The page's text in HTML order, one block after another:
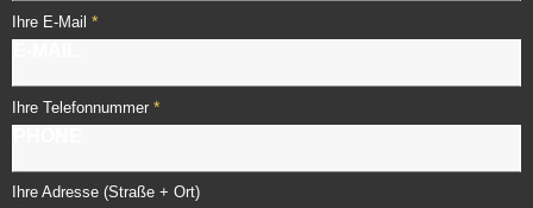
Ihre E-Mail *
Ihre Telefonnummer *
Ihre Adresse (Straße + Ort)